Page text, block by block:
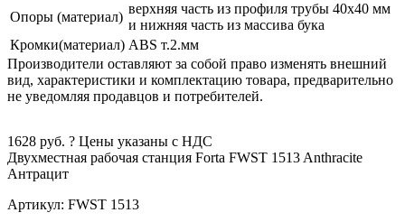
Опоры (материал)
верхняя часть из профиля трубы 40х40 мм
и нижняя часть из массива бука
Кромки(материал) ABS т.2.мм
Производители оставляют за собой право изменять внешний
вид, характеристики и комплектацию товара, предварительно
не уведомляя продавцов и потребителей.
1628 руб. ? Цены указаны с НДС
Двухместная рабочая станция Forta FWST 1513 Anthracite
Антрацит
Артикул: FWST 1513